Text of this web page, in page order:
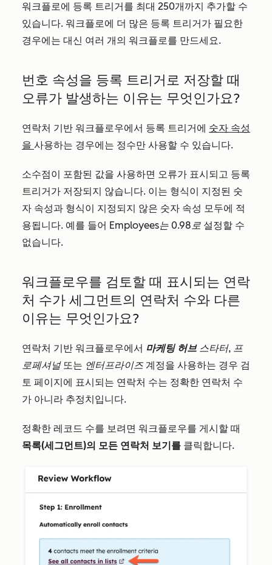
워크플로에 등록 트리거를 최대 250개까지 추가할 수
있습니다. 워크플로에 더 많은 등록 트리거가 필요한
경우에는 대신 여러 개의 워크플로를 만드세요.
번호 속성을 등록 트리거로 저장할 때
오류가 발생하는 이유는 무엇인가요?
연락처 기반 워크플로우에서 등록 트리거에 숫자 속성
을 사용하는 경우에는 정수만 사용할 수 있습니다.
소수점이 포함된 값을 사용하면 오류가 표시되고 등록
트리거가 저장되지 않습니다. 이는 형식이 지정된 숫
자 속성과 형식이 지정되지 않은 숫자 속성 모두에 적
용됩니다. 예를 들어 Employees는 0.98로 설정할 수
없습니다.
워크플로우를 검토할 때 표시되는 연락
처 수가 세그먼트의 연락처 수와 다른
이유는 무엇인가요?
연락처 기반 워크플로우에서 마케팅 허브 스타터, 프
로페셔널또는 엔터프라이즈 계정을 사용하는 경우 검
토 페이지에 표시되는 연락처 수는 정확한 연락처 수
가 아니라 추정치입니다.
정확한 레코드 수를 보려면 워크플로우를 게시할 때
목록(세그먼트)의 모든 연락처 보기를 클릭합니다.